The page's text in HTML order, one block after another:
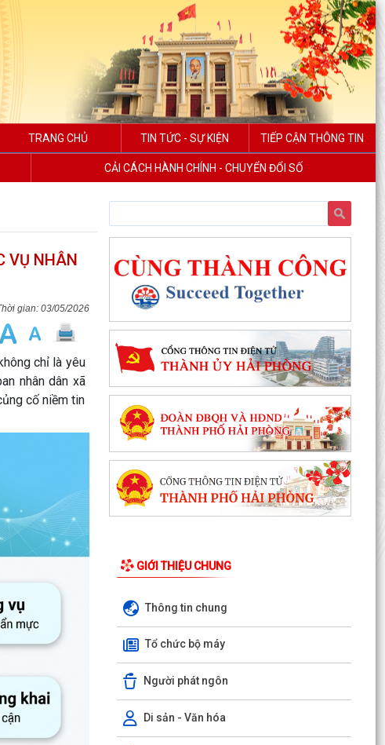
TRANG CHỦ TIN TỨC - SỰ KIỆN TIẾP CẬN THÔNG TIN
CẢI CÁCH HÀNH CHÍNH - CHUYỂN ĐỔI SỐ
VỤ NHÂN
03/05/2026
chỉ là yêu
nhân dân xã
cố niềm tin
GIỚI THIỆU CHUNG
Thông tin chung
Tổ chức bộ máy
Người phát ngôn
Di sản - Văn hóa